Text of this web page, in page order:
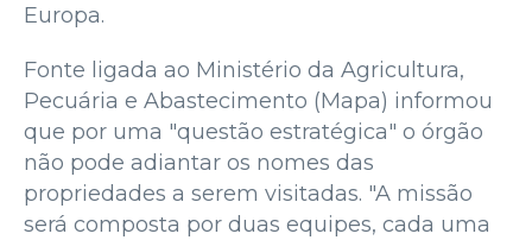
Europa.
Fonte ligada ao Ministério da Agricultura,
Pecuária e Abastecimento (Mapa) informou
que por uma "questão estratégica" o órgão
não pode adiantar os nomes das
propriedades a serem visitadas. "A missão
será composta por duas equipes, cada uma